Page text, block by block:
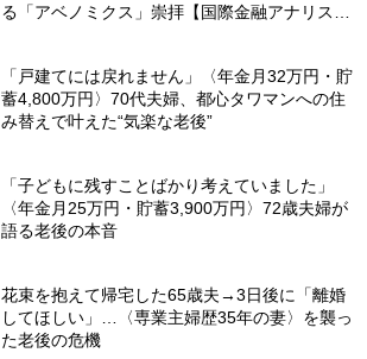
る「アベノミクス」崇拝【国際金融アナリスト
「戸建てには戻れません」〈年金月32万円・貯
蓄4,800万円〉70代夫婦、都心タワマンへの住
み替えで叶えた“気楽な老後”
「子どもに残すことばかり考えていました」
〈年金月25万円・貯蓄3,900万円〉72歳夫婦が
語る老後の本音
花束を抱えて帰宅した65歳夫→3日後に「離婚
してほしい」…〈専業主婦歴35年の妻〉を襲っ
た老後の危機